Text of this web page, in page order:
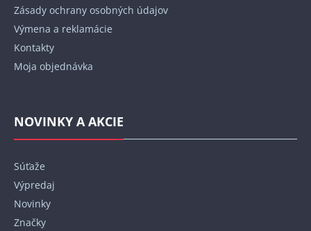
Zásady ochrany osobných údajov
Výmena a reklamácie
Kontakty
Moja objednávka
NOVINKY A AKCIE
Súťaže
Výpredaj
Novinky
Značky